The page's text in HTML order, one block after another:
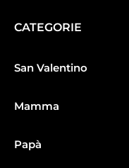
CATEGORIE
San Valentino
Mamma
Papà